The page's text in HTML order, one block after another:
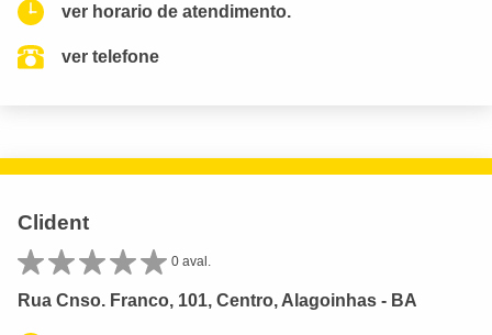
ver horario de atendimento.
ver telefone
Clident
0 aval.
Rua Cnso. Franco, 101, Centro, Alagoinhas - BA